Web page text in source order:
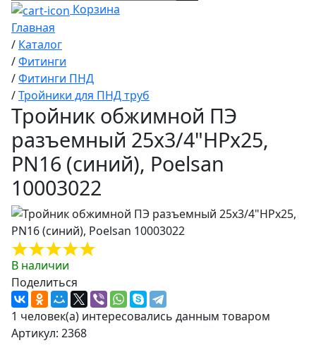
Корзина
Главная
/ Каталог
/Фитинги
/Фитинги ПНД
/Тройники для ПНД труб
Тройник обжимной ПЭ
разъемный 25х3/4"НРх25,
PN16 (синий), Poelsan
10003022
В наличии
Поделиться
1 человек(а) интересовались данным товаром
Артикул: 2368